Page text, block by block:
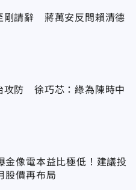
剛請辭 蔣萬安反問賴清德
攻防 徐巧芯：綠為陳時中
金像電本益比極低！建議投
股價再布局